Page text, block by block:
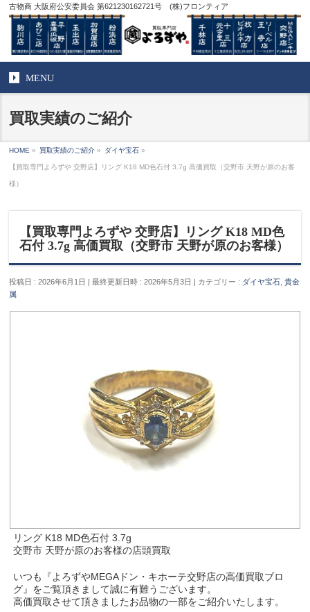
古物商 大阪府公安委員会 第621230162721号 (株)フロンティア
MENU
買取実績のご紹介
HOME » 買取実績のご紹介 » ダイヤ宝石 »
【買取専門よろずや 交野店】リング K18 MD色石付 3.7g 高価買取（交野市 天野が原のお客
様）
【買取専門よろずや 交野店】リング K18 MD色
石付 3.7g 高価買取（交野市 天野が原のお客様）
投稿日 : 2026年6月1日 最終更新日時 : 2026年5月3日 カテゴリー : ダイヤ宝石 ,貴金
属
リング K18 MD色石付 3.7g
交野市 天野が原のお客様の店頭買取
いつも『よろずやMEGAドン・キホーテ交野店の高価買取ブロ
グ』をご覧頂きまして誠に有難うございます。
高価買取させて頂きましたお品物の一部をご紹介いたします。